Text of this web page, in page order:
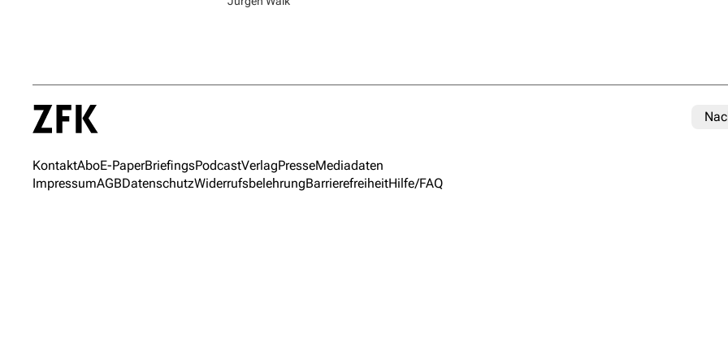
KontaktAboE-PaperBriefingsPodcastVerlagPresseMediadaten
ImpressumAGBDatenschutzWiderrufsbelehrungBarrierefreiheitHilfe/FAQ